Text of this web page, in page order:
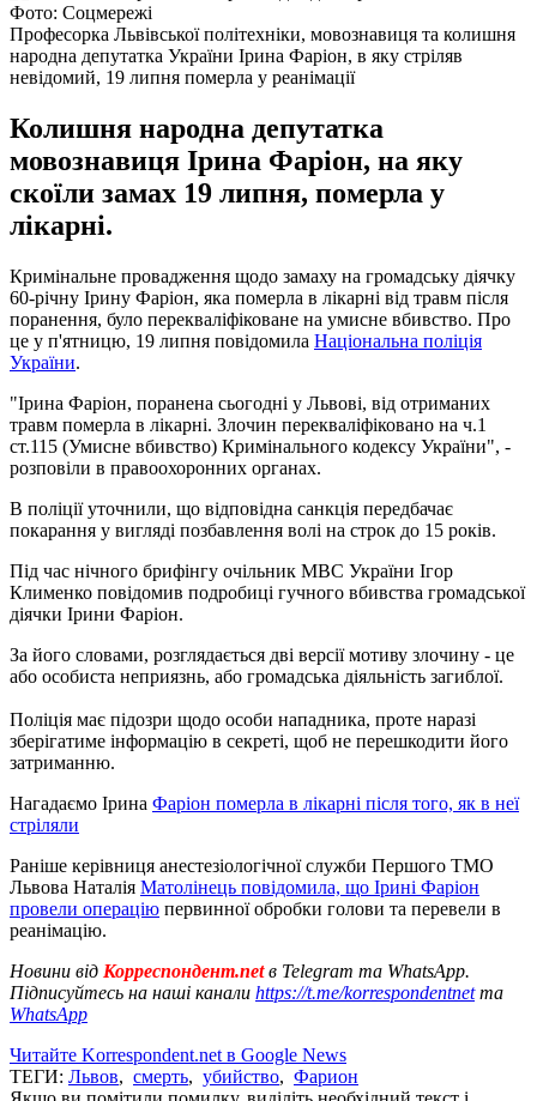
Фото: Соцмережі
Професорка Львівської політехніки, мовознавиця та колишня
народна депутатка України Ірина Фаріон, в яку стріляв
невідомий, 19 липня померла у реанімації
Колишня народна депутатка
мовознавиця Ірина Фаріон, на яку
скоїли замах 19 липня, померла у
лікарні.
Кримінальне провадження щодо замаху на громадську діячку
60-річну Ірину Фаріон, яка померла в лікарні від травм після
поранення, було перекваліфіковане на умисне вбивство. Про
це у п'ятницю, 19 липня повідомила Національна поліція
України.
"Ірина Фаріон, поранена сьогодні у Львові, від отриманих
травм померла в лікарні. Злочин перекваліфіковано на ч.1
ст.115 (Умисне вбивство) Кримінального кодексу України", -
розповіли в правоохоронних органах.
В поліції уточнили, що відповідна санкція передбачає
покарання у вигляді позбавлення волі на строк до 15 років.
Під час нічного брифінгу очільник МВС України Ігор
Клименко повідомив подробиці гучного вбивства громадської
діячки Ірини Фаріон.
За його словами, розглядається дві версії мотиву злочину - це
або особиста неприязнь, або громадська діяльність загиблої.
Поліція має підозри щодо особи нападника, проте наразі
зберігатиме інформацію в секреті, щоб не перешкодити його
затриманню.
Нагадаємо Ірина Фаріон померла в лікарні після того, як в неї
стріляли
Раніше керівниця анестезіологічної служби Першого ТМО
Львова Наталія Матолінець повідомила, що Ірині Фаріон
провели операцію первинної обробки голови та перевели в
реанімацію.
Новини від Корреспондент.netв Telegram та WhatsApp.
Підписуйтесь на наші канали https://t.me/korrespondentnetта
WhatsApp
Читайте Korrespondent.net в Google News
ТЕГИ: Львов, смерть, убийство, Фарион